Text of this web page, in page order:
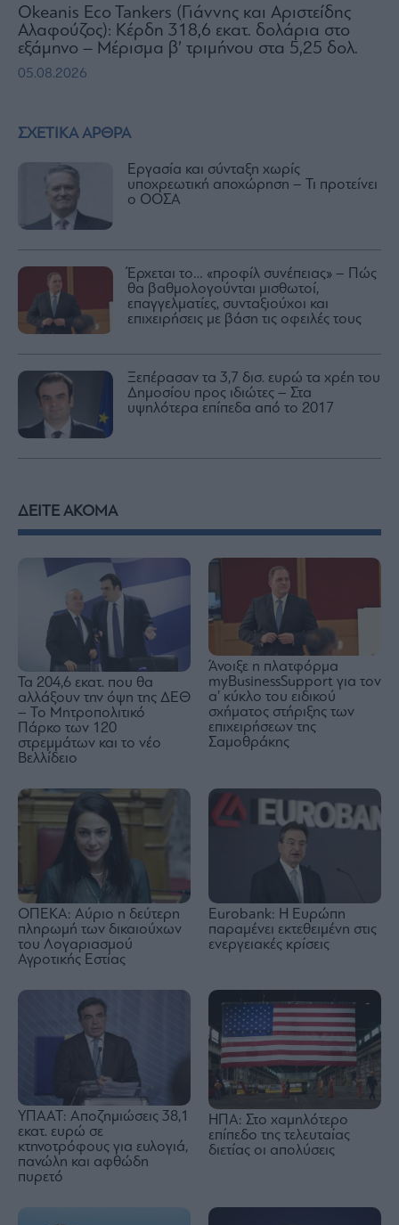
ΣΧΕΤΙΚΑ ΑΡΘΡΑ
Εργασία και σύνταξη χωρίς
υποχρεωτική αποχώρηση – Τι προτείνει
ο ΟΟΣΑ
Έρχεται το… «προφίλ συνέπειας» – Πώς
θα βαθμολογούνται μισθωτοί,
επαγγελματίες, συνταξιούχοι και
επιχειρήσεις με βάση τις οφειλές τους
Ξεπέρασαν τα 3,7 δισ. ευρώ τα χρέη του
Δημοσίου προς ιδιώτες – Στα
υψηλότερα επίπεδα από το 2017
Okeanis Eco Tankers (Γιάννης και Αριστείδης
Αλαφούζος): Κέρδη 318,6 εκατ. δολάρια στο
εξάμηνο – Μέρισμα β’ τριμήνου στα 5,25 δολ.
05.08.2026
ΔΕΙΤΕ ΑΚΟΜΑ
Τα 204,6 εκατ. που θα
αλλάξουν την όψη της ΔΕΘ
– Το Μητροπολιτικό
Πάρκο των 120
στρεμμάτων και το νέο
Βελλίδειο
Άνοιξε η πλατφόρμα
myBusinessSupport για τον
α’ κύκλο του ειδικού
σχήματος στήριξης των
επιχειρήσεων της
Σαμοθράκης
ΟΠΕΚΑ: Αύριο η δεύτερη
πληρωμή των δικαιούχων
του Λογαριασμού
Αγροτικής Εστίας
Eurobank: Η Ευρώπη
παραμένει εκτεθειμένη στις
ενεργειακές κρίσεις
ΥΠΑΑΤ: Αποζημιώσεις 38,1
εκατ. ευρώ σε
κτηνοτρόφους για ευλογιά,
πανώλη και αφθώδη
πυρετό
ΗΠΑ: Στο χαμηλότερο
επίπεδο της τελευταίας
διετίας οι απολύσεις